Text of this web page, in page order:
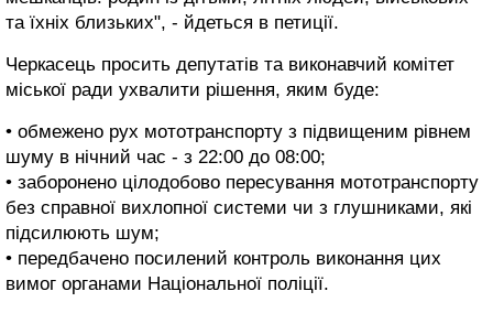
та їхніх близьких", - йдеться в петиції.
Черкасець просить депутатів та виконавчий комітет
міської ради ухвалити рішення, яким буде:
• обмежено рух мототранспорту з підвищеним рівнем
шуму в нічний час - з 22:00 до 08:00;
• заборонено цілодобово пересування мототранспорту
без справної вихлопної системи чи з глушниками, які
підсилюють шум;
• передбачено посилений контроль виконання цих
вимог органами Національної поліції.